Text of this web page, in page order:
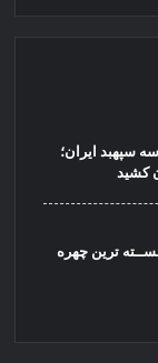
سپهبد ایران؛
کشید
ترین چهره